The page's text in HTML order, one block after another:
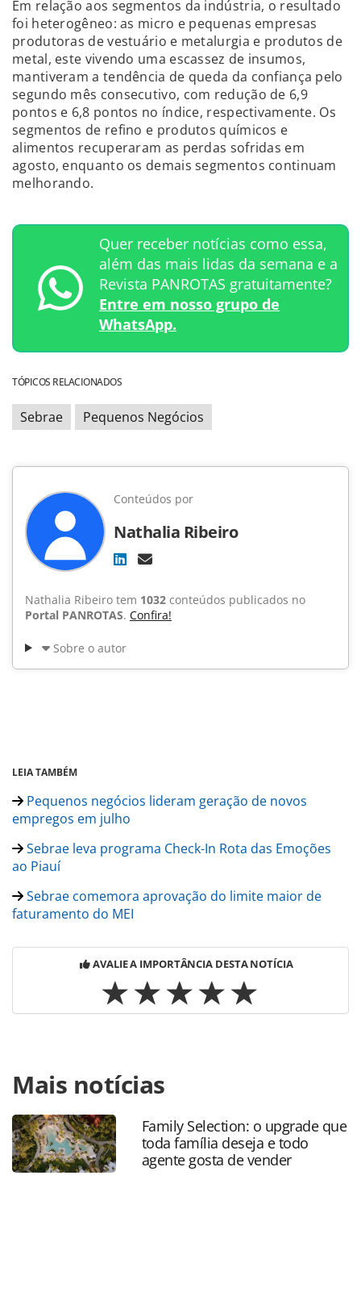
Em relação aos segmentos da indústria, o resultado
foi heterogêneo: as micro e pequenas empresas
produtoras de vestuário e metalurgia e produtos de
metal, este vivendo uma escassez de insumos,
mantiveram a tendência de queda da confiança pelo
segundo mês consecutivo, com redução de 6,9
pontos e 6,8 pontos no índice, respectivamente. Os
segmentos de refino e produtos químicos e
alimentos recuperaram as perdas sofridas em
agosto, enquanto os demais segmentos continuam
melhorando.
Quer receber notícias como essa,
além das mais lidas da semana e a
Revista PANROTAS gratuitamente?
Entre em nosso grupo de
WhatsApp.
TÓPICOS RELACIONADOS
Sebrae Pequenos Negócios
Conteúdos por
Nathalia Ribeiro
Nathalia Ribeiro tem 1032 conteúdos publicados no
Portal PANROTAS. Confira!
Sobre o autor
LEIA TAMBÉM
Pequenos negócios lideram geração de novos
empregos em julho
Sebrae leva programa Check-In Rota das Emoções
ao Piauí
Sebrae comemora aprovação do limite maior de
faturamento do MEI
AVALIE A IMPORTÂNCIA DESTA NOTÍCIA
https://www.panrotas.com.br/mercado/pesquisas-e-
estatisticas/2021/10/confianca-dos-pequenos-negocios-
recua-em-setembro-segundo-sebrae_184836.html ou as
ferramentas oferecidas na página. Todo o conteúdo
produzido pela PANROTAS Editora é protegido pela
legislação brasileira sobre direito autoral. Não reproduza o
Mais notícias
Family Selection: o upgrade que
toda família deseja e todo
agente gosta de vender